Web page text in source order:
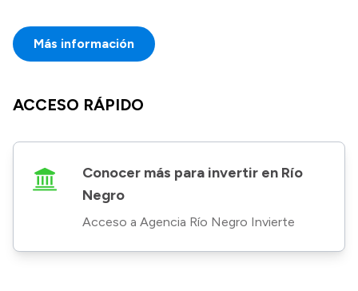
Más información
ACCESO RÁPIDO
Conocer más para invertir en Río
Negro
Acceso a Agencia Río Negro Invierte